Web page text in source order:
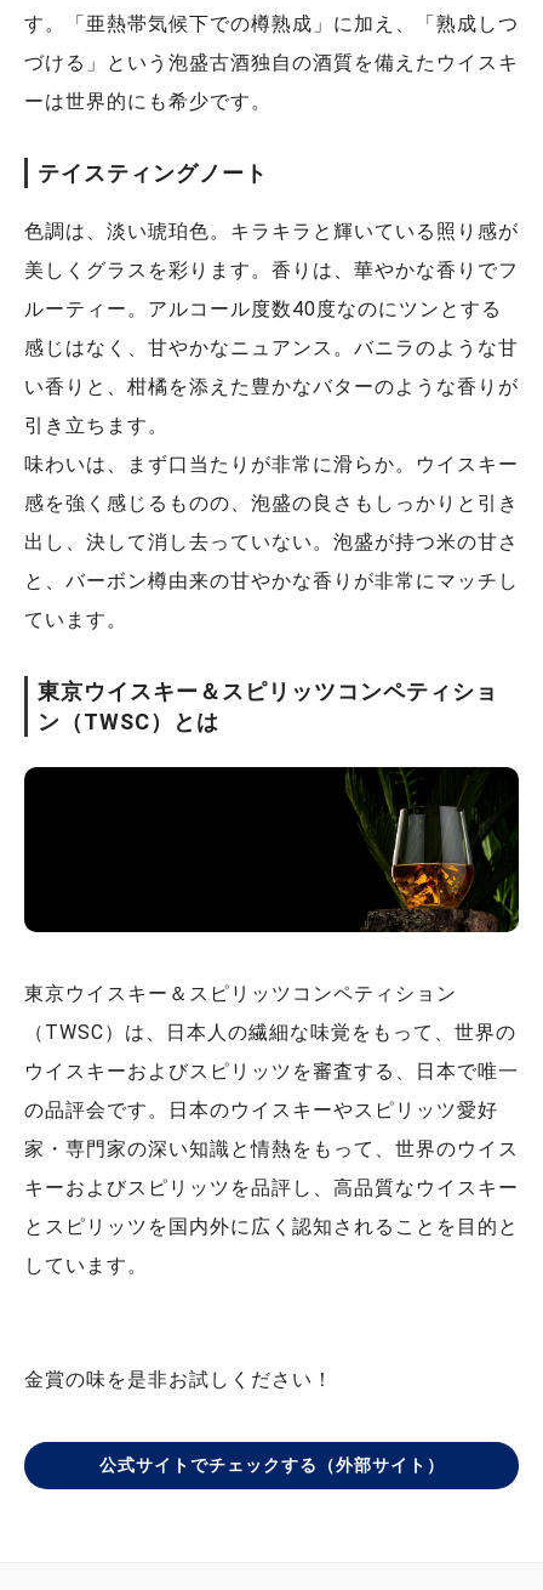
す。「亜熱帯気候下での樽熟成」に加え、「熟成しつ
づける」という泡盛古酒独自の酒質を備えたウイスキ
ーは世界的にも希少です。
テイスティングノート
色調は、淡い琥珀色。キラキラと輝いている照り感が
美しくグラスを彩ります。香りは、華やかな香りでフ
ルーティー。アルコール度数40度なのにツンとする
感じはなく、甘やかなニュアンス。バニラのような甘
い香りと、柑橘を添えた豊かなバターのような香りが
引き立ちます。
味わいは、まず口当たりが非常に滑らか。ウイスキー
感を強く感じるものの、泡盛の良さもしっかりと引き
出し、決して消し去っていない。泡盛が持つ米の甘さ
と、バーボン樽由来の甘やかな香りが非常にマッチし
ています。
東京ウイスキー＆スピリッツコンペティショ
ン（TWSC）とは
東京ウイスキー＆スピリッツコンペティション
（TWSC）は、日本人の繊細な味覚をもって、世界の
ウイスキーおよびスピリッツを審査する、日本で唯一
の品評会です。日本のウイスキーやスピリッツ愛好
家・専門家の深い知識と情熱をもって、世界のウイス
キーおよびスピリッツを品評し、高品質なウイスキー
とスピリッツを国内外に広く認知されることを目的と
しています。
金賞の味を是非お試しください！
公式サイトでチェックする（外部サイト）